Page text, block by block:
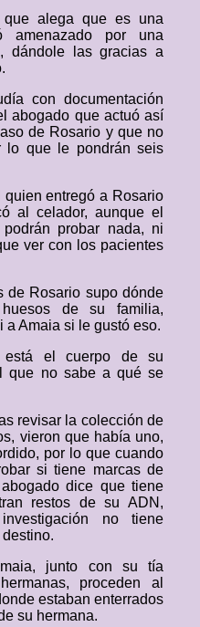
que alega que es una
amenazado por una
dándole las gracias a
con documentación
abogado que actuó así
de Rosario y que no
lo que le pondrán seis
entregó a Rosario
al celador, aunque el
probar nada, ni
ver con los pacientes
de Rosario supo dónde
de su familia,
a Amaia si le gustó eso.
está el cuerpo de su
que no sabe a qué se
revisar la colección de
vieron que había uno,
por lo que cuando
si tiene marcas de
dice que tiene
restos de su ADN,
no tiene
junto con su tía
proceden al
estaban enterrados
su hermana.